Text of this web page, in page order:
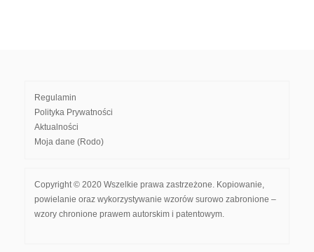
Regulamin
Polityka Prywatności
Aktualności
Moja dane (Rodo)
Copyright © 2020 Wszelkie prawa zastrzeżone. Kopiowanie,
powielanie oraz wykorzystywanie wzorów surowo zabronione –
wzory chronione prawem autorskim i patentowym.